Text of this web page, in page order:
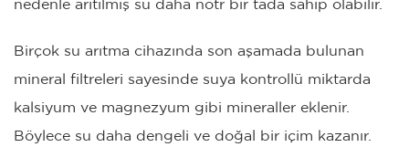
Birçok su arıtma cihazında son aşamada bulunan
mineral filtreleri sayesinde suya kontrollü miktarda
kalsiyum ve magnezyum gibi mineraller eklenir.
Böylece su daha dengeli ve doğal bir içim kazanır.